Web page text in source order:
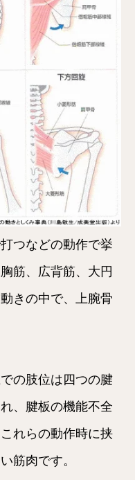
つなどの動作で挙
筋、広背筋、大円
きの中で、上腕骨
の肢位は四つの腱
、腱板の機能不全
れらの動作時に挟
筋肉です。